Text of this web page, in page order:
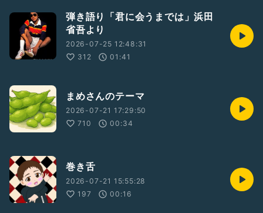
弾き語り「君に会うまでは」浜田
省吾より
2026-07-25 12:48:31
312
01:41
まめさんのテーマ
2026-07-21 17:29:50
710
00:34
巻き舌
2026-07-21 15:55:28
197
00:16